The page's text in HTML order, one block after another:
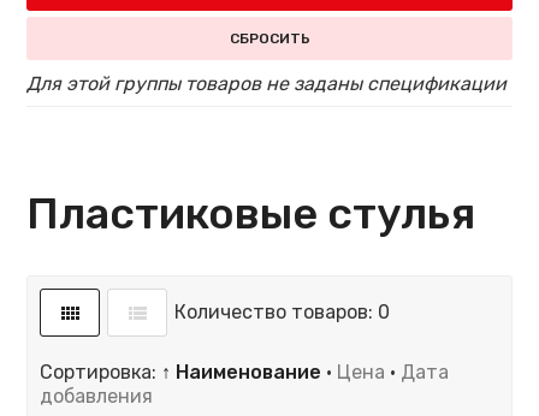
СБРОСИТЬ
Для этой группы товаров не заданы спецификации
Пластиковые стулья
Количество товаров: 0
Сортировка: ↑ Наименование · Цена · Дата
добавления